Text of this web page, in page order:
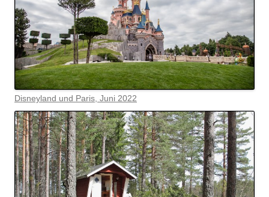
Disneyland und Paris, Juni 2022